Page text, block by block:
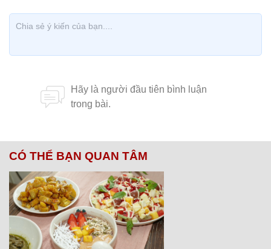
CÓ THỂ BẠN QUAN TÂM